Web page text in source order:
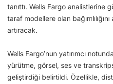
tanıttı. Wells Fargo analistlerine
taraf modellere olan bağımlılığını
artıracak.
Wells Fargo’nun yatırımcı
yürütme, görsel, ses ve
geliştirdiği belirtildi. Özellikle,